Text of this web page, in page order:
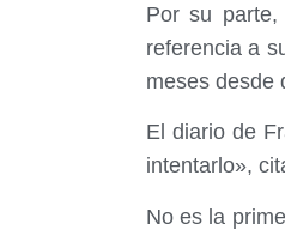
Por su
referencia a
meses desde
El diario de
intentarlo»,
No es la